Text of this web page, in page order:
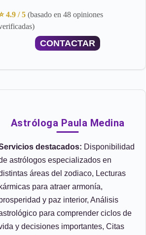
4.9 / 5 (basado en 48 opiniones
CONTACTAR
Astróloga Paula Medina
destacados: Disponibilidad
astrólogos especializados en
áreas del zodiaco, Lecturas
kármicas para atraer armonía,
y paz interior, Análisis
para comprender ciclos de
y decisiones importantes, Citas